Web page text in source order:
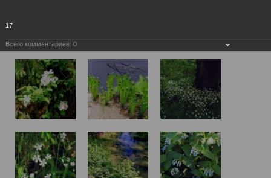
17
Всего комментариев: 0